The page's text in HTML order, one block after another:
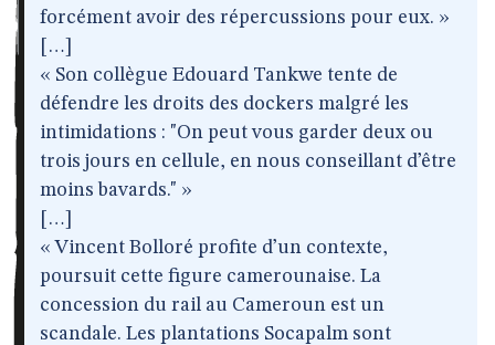
forcément avoir des répercussions pour eux. »
[…]
« Son collègue Edouard Tankwe tente de
défendre les droits des dockers malgré les
intimidations : "On peut vous garder deux ou
trois jours en cellule, en nous conseillant d’être
moins bavards." »
[…]
« Vincent Bolloré profite d’un contexte,
poursuit cette figure camerounaise. La
concession du rail au Cameroun est un
scandale. Les plantations Socapalm sont